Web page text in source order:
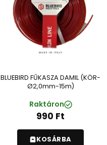
BLUEBIRD FŰKASZA DAMIL (KÖR-
Ø2,0mm-15m)
Raktáron
990 Ft
KOSÁRBA